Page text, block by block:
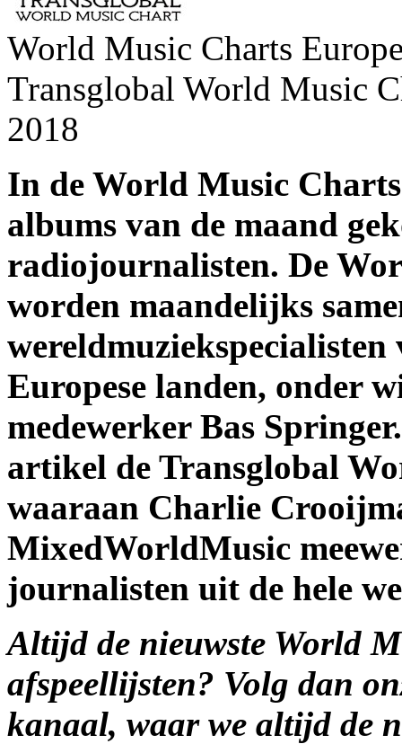
World Music Charts
Transglobal World Music
2018
In de World Music
albums van de maand
radiojournalisten. De
worden maandelijks
Europese landen, onder
medewerker Bas
artikel de Transglobal
waaraan Charlie
MixedWorldMusic
journalisten uit de hele
Altijd de nieuwste World
afspeellijsten? Volg dan
kanaal, waar we altijd de